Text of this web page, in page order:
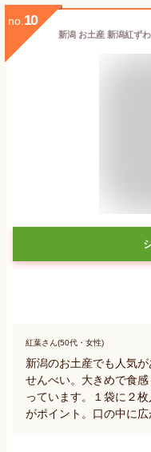
no. 10
紅葉さん(50代・女性)
新潟のお土産でも人気
せんべい。大きめで食
っています。１袋に２
がポイント。口の中に広